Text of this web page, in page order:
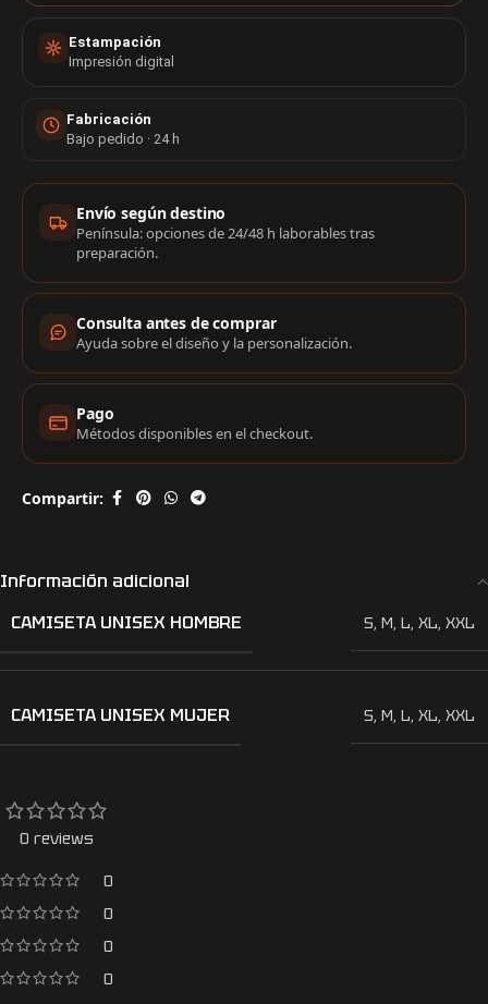
Estampación
Impresión digital
Fabricación
Bajo pedido · 24 h
Información de compra
Envío según destino
Península: opciones de 24/48 h laborables tras
preparación.
Consulta antes de comprar
Ayuda sobre el diseño y la personalización.
Pago
Métodos disponibles en el checkout.
Compartir:
Información adicional
CAMISETA UNISEX HOMBRE
S, M, L, XL, XXL
CAMISETA UNISEX MUJER S, M, L, XL, XXL
0 reviews
0
0
0
0